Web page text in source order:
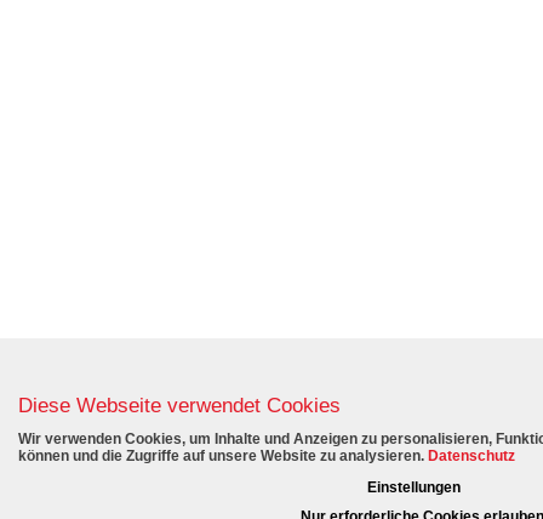
Diese Webseite verwendet Cookies
Wir verwenden Cookies, um Inhalte und Anzeigen zu personalisieren,
können und die Zugriffe auf unsere Website zu analysieren. Datenschutz
Einstellungen